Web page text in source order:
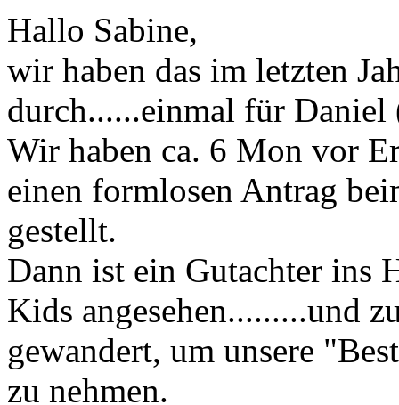
Hallo Sabine,
wir haben das im letzten
durch......einmal für
Wir haben ca. 6 Mon vor
einen formlosen Antrag
gestellt.
Dann ist ein Gutachter ins
Kids angesehen.........und
gewandert, um unsere
zu nehmen.